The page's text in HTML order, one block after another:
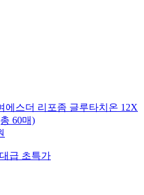
에스더 리포좀 글루타치온 12X
60매)
급 초특가